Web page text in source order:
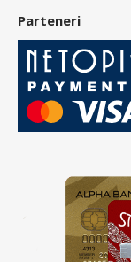
Parteneri